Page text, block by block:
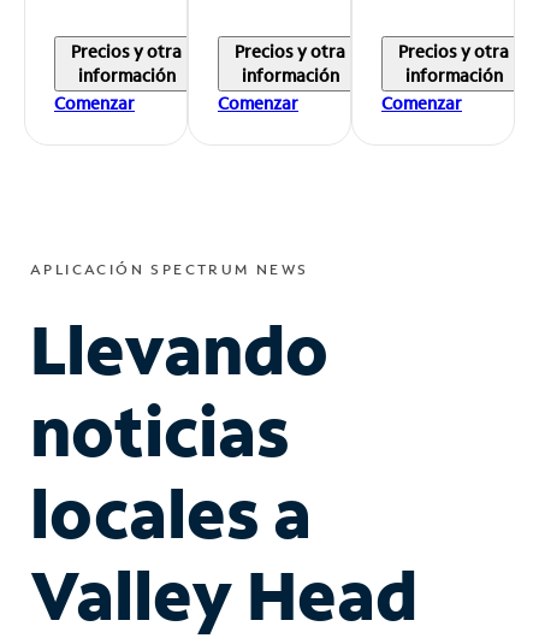
Precios y otra
información
Comenzar
Precios y otra
información
Comenzar
Precios y otra
información
Comenzar
APLICACIÓN SPECTRUM NEWS
Llevando
noticias
locales a
Valley Head